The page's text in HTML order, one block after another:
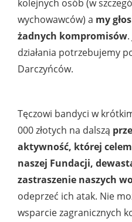
kolejnych osób (w
wychowawców) a my
żadnych kompromisów
działania potrzebujemy
Darczyńców.
Tęczowi bandyci w
000 złotych na dalszą
aktywność, której
naszej Fundacji,
zastraszenie naszych
odeprzeć ich atak. Nie
wsparcie zagranicznych